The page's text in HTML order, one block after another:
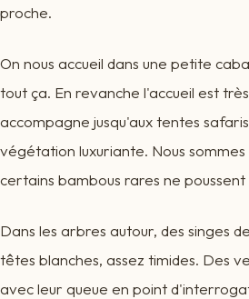
proche.
On nous accueil dans une petite
tout ça. En revanche l'accueil est
accompagne jusqu'aux tentes
végétation luxuriante. Nous
certains bambous rares ne
Dans les arbres autour, des singes
têtes blanches, assez timides. Des
avec leur queue en point